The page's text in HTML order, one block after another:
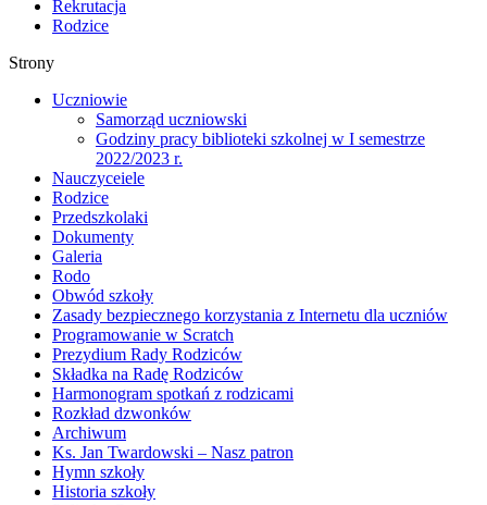
Rekrutacja
Rodzice
Strony
Uczniowie
Samorząd uczniowski
Godziny pracy biblioteki szkolnej w I semestrze
2022/2023 r.
Nauczyceiele
Rodzice
Przedszkolaki
Dokumenty
Galeria
Rodo
Obwód szkoły
Zasady bezpiecznego korzystania z Internetu dla uczniów
Programowanie w Scratch
Prezydium Rady Rodziców
Składka na Radę Rodziców
Harmonogram spotkań z rodzicami
Rozkład dzwonków
Archiwum
Ks. Jan Twardowski – Nasz patron
Hymn szkoły
Historia szkoły